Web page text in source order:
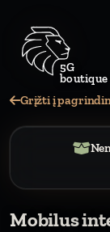
Grįžti į
Mobilus